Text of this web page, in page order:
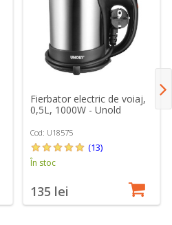
Fierbator electric de voiaj,
0,5L, 1000W - Unold
Cod: U18575
(13)
În stoc
135 lei